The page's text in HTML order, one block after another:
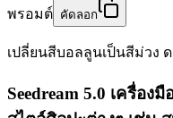
พรอมต์ คัดลอก
เปลี่ยนสีบอลลูนเป็นสีม่วง
Seedream 5.0 เครื่อง